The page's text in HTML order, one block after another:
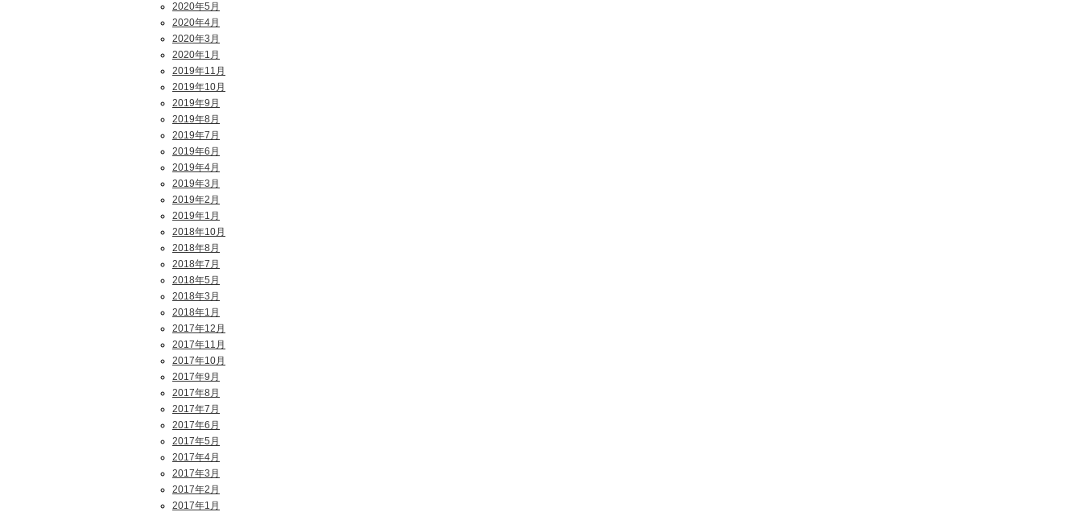
2020年5月
2020年4月
2020年3月
2020年1月
2019年11月
2019年10月
2019年9月
2019年8月
2019年7月
2019年6月
2019年4月
2019年3月
2019年2月
2019年1月
2018年10月
2018年8月
2018年7月
2018年5月
2018年3月
2018年1月
2017年12月
2017年11月
2017年10月
2017年9月
2017年8月
2017年7月
2017年6月
2017年5月
2017年4月
2017年3月
2017年2月
2017年1月